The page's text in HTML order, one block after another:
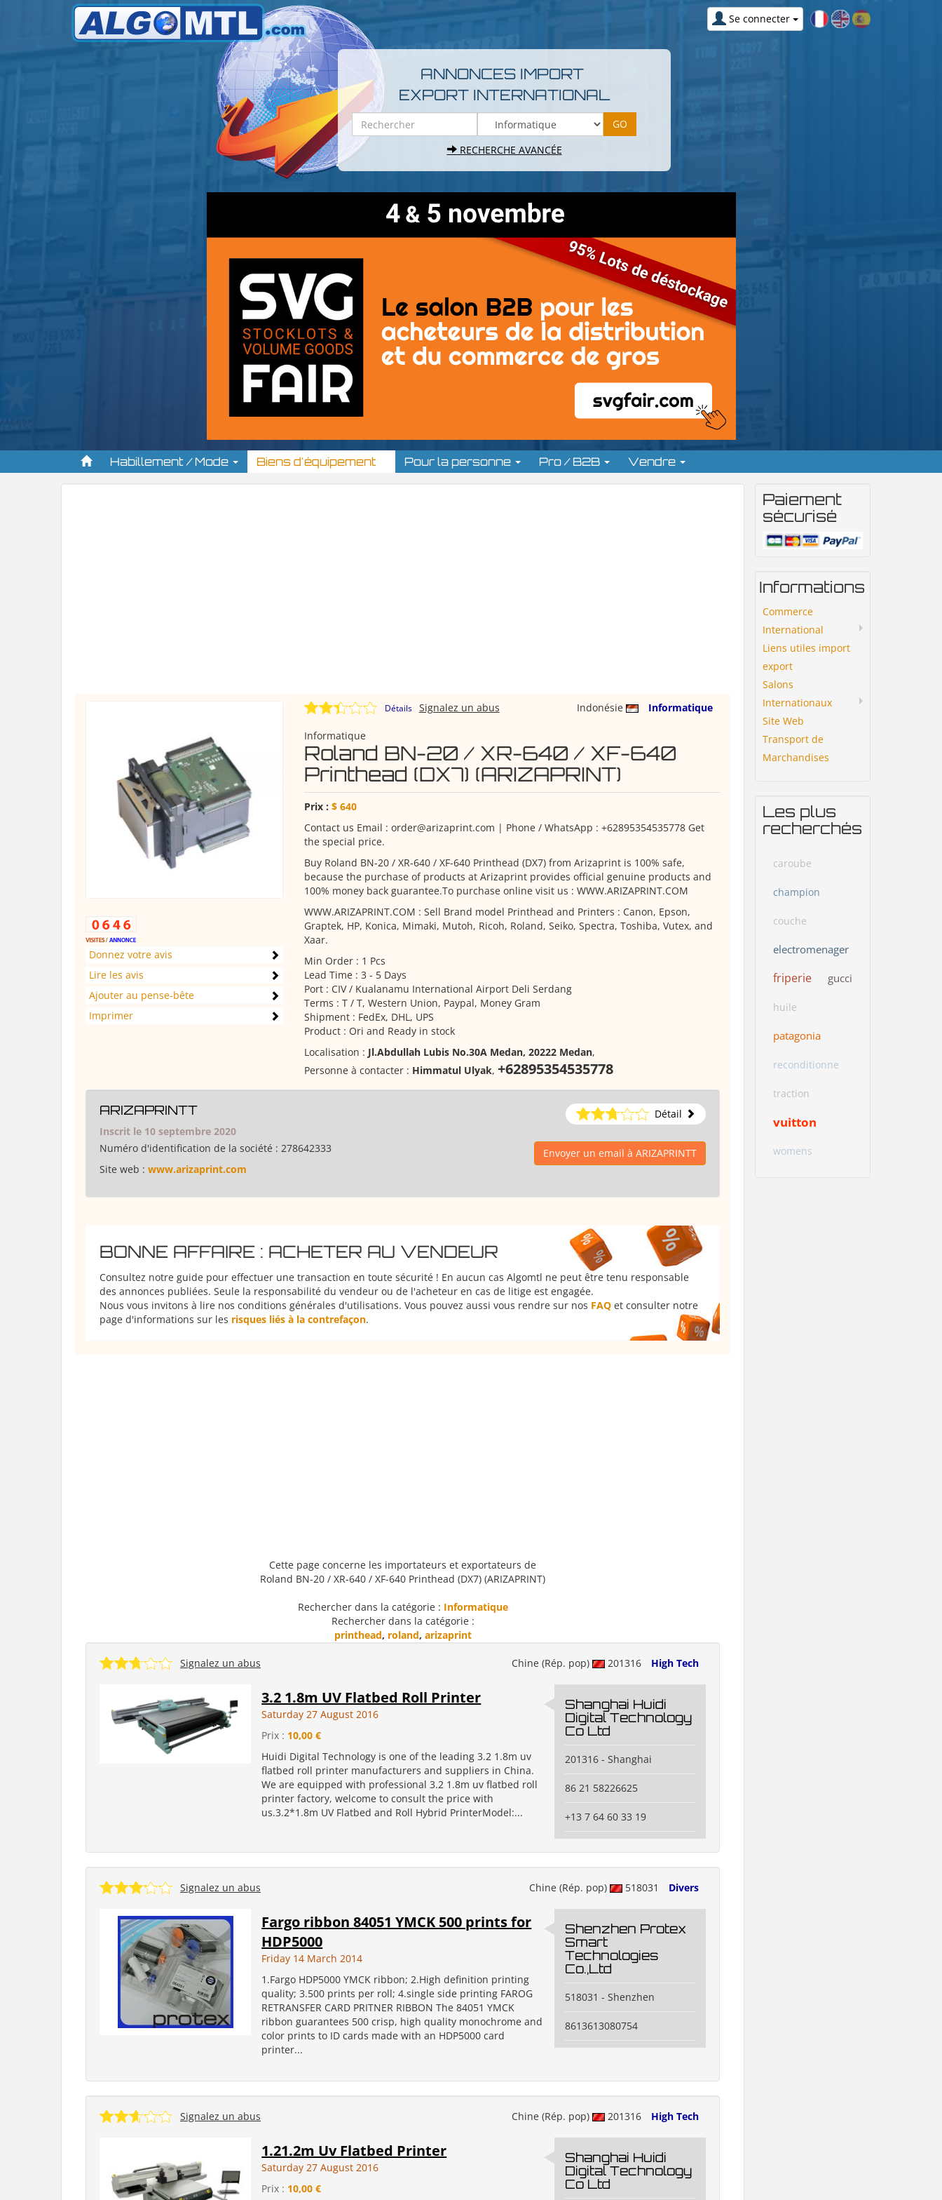
Se connecter
ANNONCES IMPORT
EXPORT INTERNATIONAL
RECHERCHE AVANCÉE
Habillement / Mode Biens d'équipement Pour la personne Pro / B2B Vendre
Donnez votre avis
Lire les avis
Ajouter au pense-bête
Imprimer
Détails Indonésie Informatique
Signalez un abus
Informatique
Roland BN-20 / XR-640 / XF-640
Printhead (DX7) (ARIZAPRINT)
Prix : $ 640
Contact us Email : order@arizaprint.com | Phone / WhatsApp : +62895354535778 Get
the special price.
Buy Roland BN-20 / XR-640 / XF-640 Printhead (DX7) from Arizaprint is 100% safe,
because the purchase of products at Arizaprint provides official genuine products and
100% money back guarantee.To purchase online visit us : WWW.ARIZAPRINT.COM
WWW.ARIZAPRINT.COM : Sell Brand model Printhead and Printers : Canon, Epson,
Graptek, HP, Konica, Mimaki, Mutoh, Ricoh, Roland, Seiko, Spectra, Toshiba, Vutex, and
Xaar.
Min Order : 1 Pcs
Lead Time : 3 - 5 Days
Port : CIV / Kualanamu International Airport Deli Serdang
Terms : T / T, Western Union, Paypal, Money Gram
Shipment : FedEx, DHL, UPS
Product : Ori and Ready in stock
Localisation : Jl.Abdullah Lubis No.30A Medan, 20222 Medan,
Personne à contacter : Himmatul Ulyak, +62895354535778
ARIZAPRINTT
Détail
Inscrit le 10 septembre 2020
Numéro d'identification de la société : 278642333
Site web : www.arizaprint.com
Envoyer un email à ARIZAPRINTT
BONNE AFFAIRE : ACHETER AU VENDEUR
Consultez notre guide pour effectuer une transaction en toute sécurité ! En aucun cas Algomtl ne peut être tenu responsable
des annonces publiées. Seule la responsabilité du vendeur ou de l'acheteur en cas de litige est engagée.
Nous vous invitons à lire nos conditions générales d'utilisations. Vous pouvez aussi vous rendre sur nos FAQ et consulter notre
page d'informations sur les risques liés à la contrefaçon.
Cette page concerne les importateurs et exportateurs de
Roland BN-20 / XR-640 / XF-640 Printhead (DX7) (ARIZAPRINT)
Rechercher dans la catégorie : Informatique
Rechercher dans la catégorie :
printhead, roland, arizaprint
Chine (Rép. pop) 201316 High Tech
Signalez un abus
3.2 1.8m UV Flatbed Roll Printer
Saturday 27 August 2016
Prix : 10,00 €
Huidi Digital Technology is one of the leading 3.2 1.8m uv
flatbed roll printer manufacturers and suppliers in China.
We are equipped with professional 3.2 1.8m uv flatbed roll
printer factory, welcome to consult the price with
us.3.2*1.8m UV Flatbed and Roll Hybrid PrinterModel:...
Shanghai Huidi
Digital Technology
Co Ltd
201316 - Shanghai
86 21 58226625
+13 7 64 60 33 19
Chine (Rép. pop) 518031 Divers
Signalez un abus
Fargo ribbon 84051 YMCK 500 prints for
HDP5000
Friday 14 March 2014
1.Fargo HDP5000 YMCK ribbon; 2.High definition printing
quality; 3.500 prints per roll; 4.single side printing FAROG
RETRANSFER CARD PRITNER RIBBON The 84051 YMCK
ribbon guarantees 500 crisp, high quality monochrome and
color prints to ID cards made with an HDP5000 card
printer...
Shenzhen Protex
Smart
Technologies
Co.,Ltd
518031 - Shenzhen
8613613080754
Chine (Rép. pop) 201316 High Tech
Signalez un abus
1.21.2m Uv Flatbed Printer
Saturday 27 August 2016
Prix : 10,00 €
Shanghai Huidi
Digital Technology
Co Ltd
Paiement
sécurisé
Informations
Commerce
International
Liens utiles import
export
Salons
Internationaux
Site Web
Transport de
Marchandises
Les plus
recherchés
caroube
champion
couche
electromenager
friperie gucci
huile
patagonia
reconditionne
traction
vuitton
womens